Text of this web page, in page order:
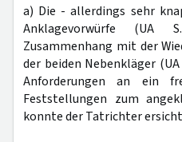
a) Die - allerdings sehr
Anklagevorwürfe
Zusammenhang mit der
der beiden Nebenkläger
Anforderungen an ein
Feststellungen zum
konnte der Tatrichter